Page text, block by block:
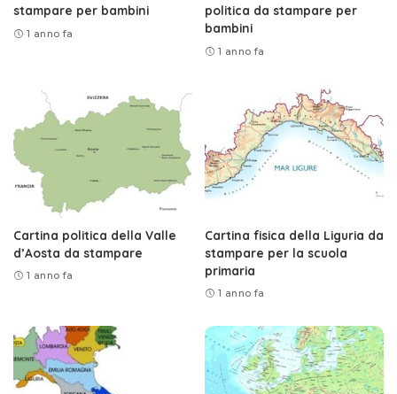
stampare per bambini
1 anno fa
politica da stampare per
bambini
1 anno fa
Cartina politica della Valle
d’Aosta da stampare
1 anno fa
Cartina fisica della Liguria da
stampare per la scuola
primaria
1 anno fa